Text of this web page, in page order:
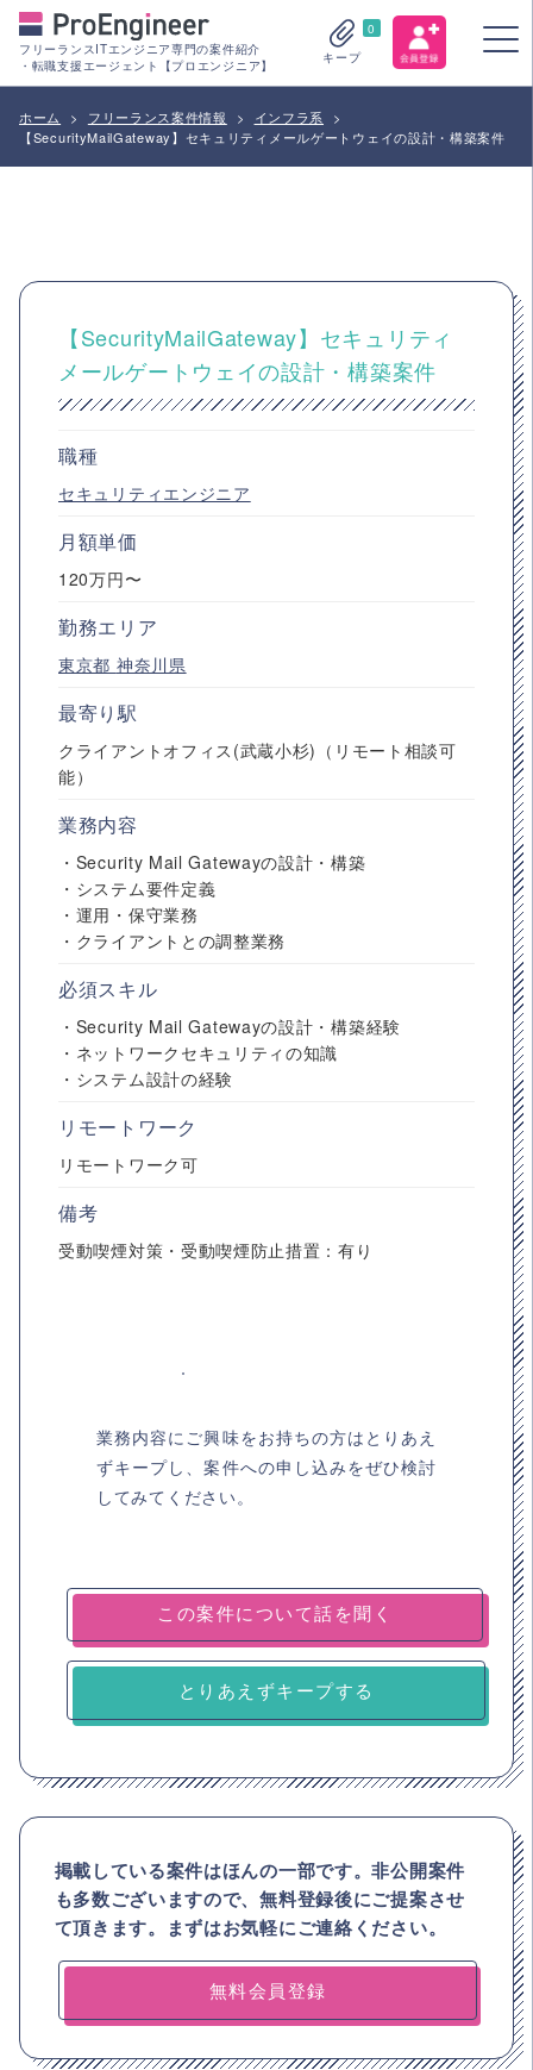
フリーランスITエンジニア専門の案件紹介
・転職支援エージェント【プロエンジニア】
0
キープ
ホーム > フリーランス案件情報 > インフラ系
>
【SecurityMailGateway】セキュリティメールゲートウェイの設計・構築案件
【SecurityMailGateway】セキュリティ
メールゲートウェイの設計・構築案件
職種
セキュリティエンジニア
月額単価
120万円〜
勤務エリア
東京都 神奈川県
最寄り駅
クライアントオフィス(武蔵小杉)（リモート相談可
能）
業務内容
・Security Mail Gatewayの設計・構築
・システム要件定義
・運用・保守業務
・クライアントとの調整業務
必須スキル
・Security Mail Gatewayの設計・構築経験
・ネットワークセキュリティの知識
・システム設計の経験
リモートワーク
リモートワーク可
備考
受動喫煙対策・受動喫煙防止措置：有り
業務内容にご興味をお持ちの方はとりあえ
ずキープし、案件への申し込みをぜひ検討
してみてください。
とりあえずキープする
掲載している案件はほんの一部です。非公開案件
も多数ございますので、無料登録後にご提案させ
て頂きます。まずはお気軽にご連絡ください。
無料会員登録